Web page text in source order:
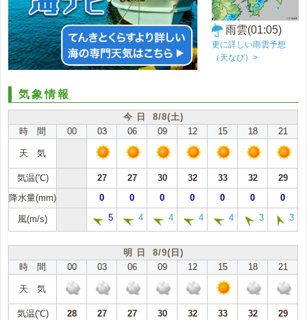
雨雲(01:05)
更に詳しい雨雲予想
（天なび）>
気象情報
今 日 8/8(土)
時 間
00 03 06 09 12 15 18 21
天 気
気温(℃) 27 27 30 32 33 32
29
降水量(mm)
0 0 0 0 0 0 0
風(m/s) 5 4 4 4 4 3 3
明 日 8/9(日)
時 間
00 03 06 09 12 15 18 21
天 気
気温(℃) 28 27 27 30 32 33 32
29